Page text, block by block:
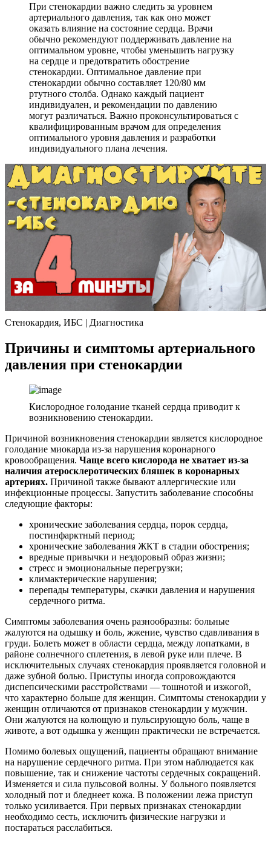
При стенокардии важно следить за уровнем
артериального давления, так как оно может
оказать влияние на состояние сердца. Врачи
обычно рекомендуют поддерживать давление на
оптимальном уровне, чтобы уменьшить нагрузку
на сердце и предотвратить обострение
стенокардии. Оптимальное давление при
стенокардии обычно составляет 120/80 мм
ртутного столба. Однако каждый пациент
индивидуален, и рекомендации по давлению
могут различаться. Важно проконсультироваться с
квалифицированным врачом для определения
оптимального уровня давления и разработки
индивидуального плана лечения.
Стенокардия, ИБС | Диагностика
Причины и симптомы артериального
давления при стенокардии
Кислородное голодание тканей сердца приводит к
возникновению стенокардии.
Причиной возникновения стенокардии является кислородное
голодание миокарда из-за нарушения коронарного
кровообращения. Чаще всего кислорода не хватает из-за
наличия атеросклеротических бляшек в коронарных
артериях. Причиной также бывают аллергические или
инфекционные процессы. Запустить заболевание способны
следующие факторы:
хронические заболевания сердца, порок сердца,
постинфарктный период;
хронические заболевания ЖКТ в стадии обострения;
вредные привычки и нездоровый образ жизни;
стресс и эмоциональные перегрузки;
климактерические нарушения;
перепады температуры, скачки давления и нарушения
сердечного ритма.
Симптомы заболевания очень разнообразны: больные
жалуются на одышку и боль, жжение, чувство сдавливания в
груди. Болеть может в области сердца, между лопатками, в
районе солнечного сплетения, в левой руке или плече. В
исключительных случаях стенокардия проявляется головной и
даже зубной болью. Приступы иногда сопровождаются
диспепсическими расстройствами — тошнотой и изжогой,
что характерно больше для женщин. Симптомы стенокардии у
женщин отличаются от признаков стенокардии у мужчин.
Они жалуются на колющую и пульсирующую боль, чаще в
животе, а вот одышка у женщин практически не встречается.
Помимо болевых ощущений, пациенты обращают внимание
на нарушение сердечного ритма. При этом наблюдается как
повышение, так и снижение частоты сердечных сокращений.
Изменяется и сила пульсовой волны. У больного появляется
холодный пот и бледнеет кожа. В положении лежа приступ
только усиливается. При первых признаках стенокардии
необходимо сесть, исключить физические нагрузки и
постараться расслабиться.